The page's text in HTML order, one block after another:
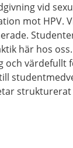
vid
mot HPV.
här hos
värdefullt